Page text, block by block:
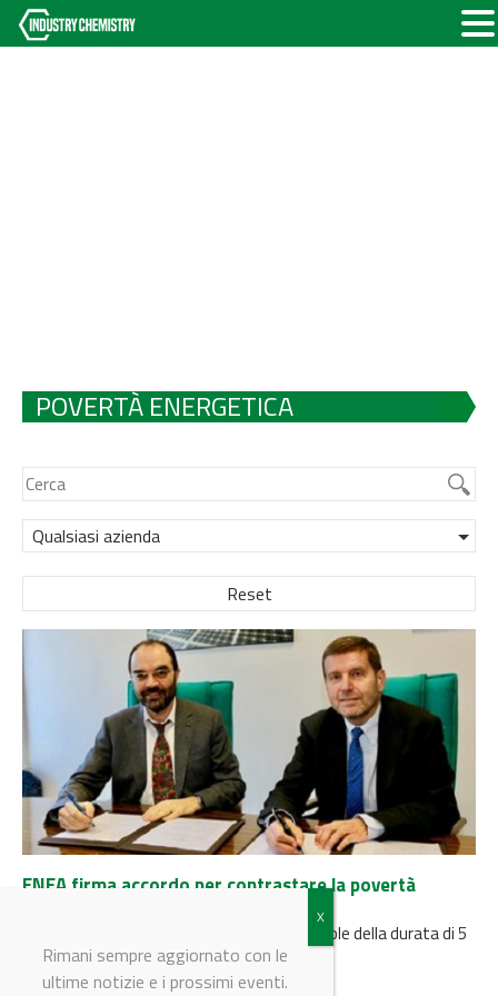
POVERTÀ ENERGETICA
Qualsiasi azienda
Reset
ENEA firma accordo per contrastare la povertà
Siglato un protocollo d’intesa con Fratello Sole della durata di 5
anni per il contrasto alla povertà energetica
Rimani sempre aggiornato con le
ultime notizie e i prossimi eventi.